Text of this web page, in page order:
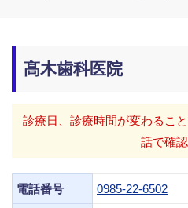
髙木歯科医院
診療日、診療時間が変わるこ
話で確認
電話番号 0985-22-6502